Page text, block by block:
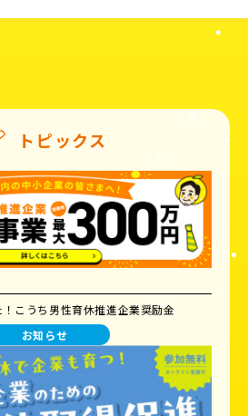
トピックス
こうち男性育休推進企業奨励金
お知らせ